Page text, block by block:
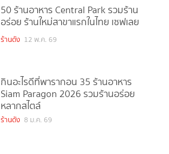
50 ร้านอาหาร Central Park รวมร้าน
อร่อย ร้านใหม่สาขาแรกในไทย เซฟเลย
ร้านดัง 12 พ.ค. 69
กินอะไรดีที่พารากอน 35 ร้านอาหาร
Siam Paragon 2026 รวมร้านอร่อย
หลากสไตล์
ร้านดัง 8 ม.ค. 69